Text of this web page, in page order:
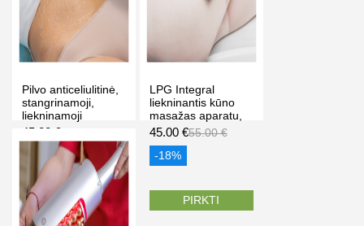
Pilvo anticeliulitinė,
stangrinamoji,
liekninamoji
procedūra su radijo
dažnio aparatu,
Kaune
45.00 €
-25%
PIRKTI
LPG Integral
liekninantis kūno
masažas aparatu,
Dalia grožio studija
45.00 €55.00 €
-18%
PIRKTI